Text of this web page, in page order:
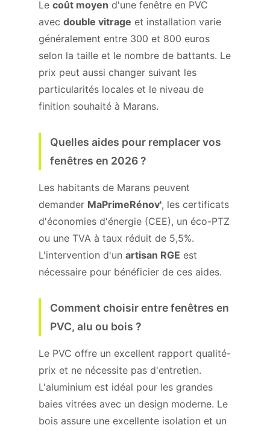
Le coût moyen d'une fenêtre en PVC
avec double vitrage et installation varie
généralement entre 300 et 800 euros
selon la taille et le nombre de battants. Le
prix peut aussi changer suivant les
particularités locales et le niveau de
finition souhaité à Marans.
Quelles aides pour remplacer vos
fenêtres en 2026 ?
Les habitants de Marans peuvent
demander MaPrimeRénov', les certificats
d'économies d'énergie (CEE), un éco-PTZ
ou une TVA à taux réduit de 5,5%.
L'intervention d'un artisan RGE est
nécessaire pour bénéficier de ces aides.
Comment choisir entre fenêtres en
PVC, alu ou bois ?
Le PVC offre un excellent rapport qualité-
prix et ne nécessite pas d'entretien.
L'aluminium est idéal pour les grandes
baies vitrées avec un design moderne. Le
bois assure une excellente isolation et un